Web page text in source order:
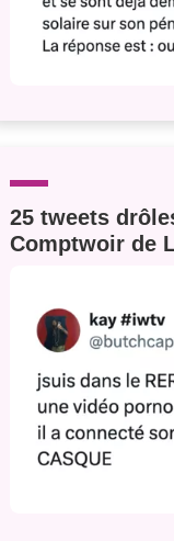
25 tweets
Comptwoir de